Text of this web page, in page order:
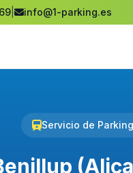
info@1-parking.es
Servicio de Parking